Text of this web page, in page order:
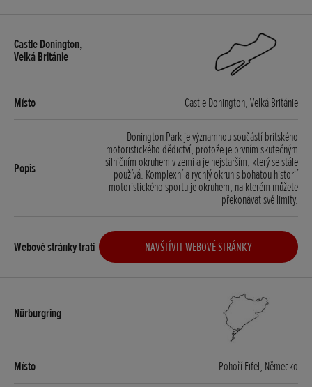
Castle Donington, Velká Británie
Donington Park je významnou součástí britského
motoristického dědictví, protože je prvním skutečným
silničním okruhem v zemi a je nejstarším, který se stále
používá. Komplexní a rychlý okruh s bohatou historií
motoristického sportu je okruhem, na kterém můžete
překonávat své limity.
NAVŠTÍVIT WEBOVÉ STRÁNKY
Pohoří Eifel, Německo